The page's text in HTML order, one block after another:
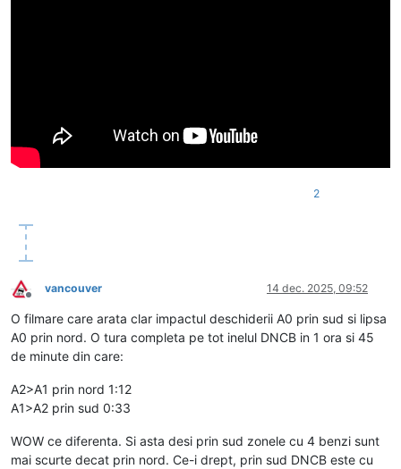
2
Deconectat
vancouver 14 dec. 2025, 09:52
O filmare care arata clar impactul deschiderii A0 prin sud si lipsa
A0 prin nord. O tura completa pe tot inelul DNCB in 1 ora si 45
de minute din care:
A2>A1 prin nord 1:12
A1>A2 prin sud 0:33
WOW ce diferenta. Si asta desi prin sud zonele cu 4 benzi sunt
mai scurte decat prin nord. Ce-i drept, prin sud DNCB este cu